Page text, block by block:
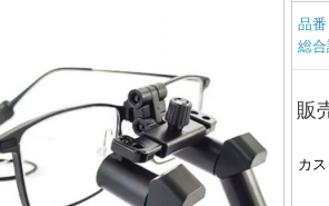
品
総
販
カ